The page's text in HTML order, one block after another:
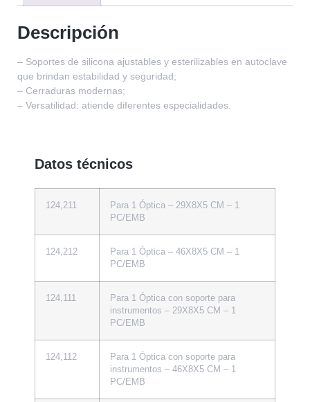
Descripción
– Soportes de silicona ajustables y esterilizables en autoclave
que brindan estabilidad y seguridad;
– Cerraduras modernas;
– Versatilidad: atiende diferentes especialidades.
Datos técnicos
124,211
Para 1 Óptica – 29X8X5 CM – 1
PC/EMB
124,212
Para 1 Óptica – 46X8X5 CM – 1
PC/EMB
124,111
Para 1 Óptica con soporte para
instrumentos – 29X8X5 CM – 1
PC/EMB
124,112
Para 1 Óptica con soporte para
instrumentos – 46X8X5 CM – 1
PC/EMB